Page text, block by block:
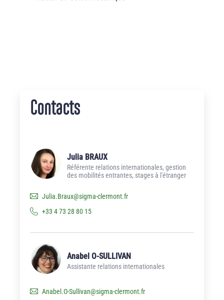
Contacts
Julia BRAUX
Référente relations internationales, gestion
des mobilités entrantes, stages à l'étranger
Julia.Braux@sigma-clermont.fr
+33 4 73 28 80 15
Anabel O-SULLIVAN
Assistante relations internationales
Anabel.O-Sullivan@sigma-clermont.fr